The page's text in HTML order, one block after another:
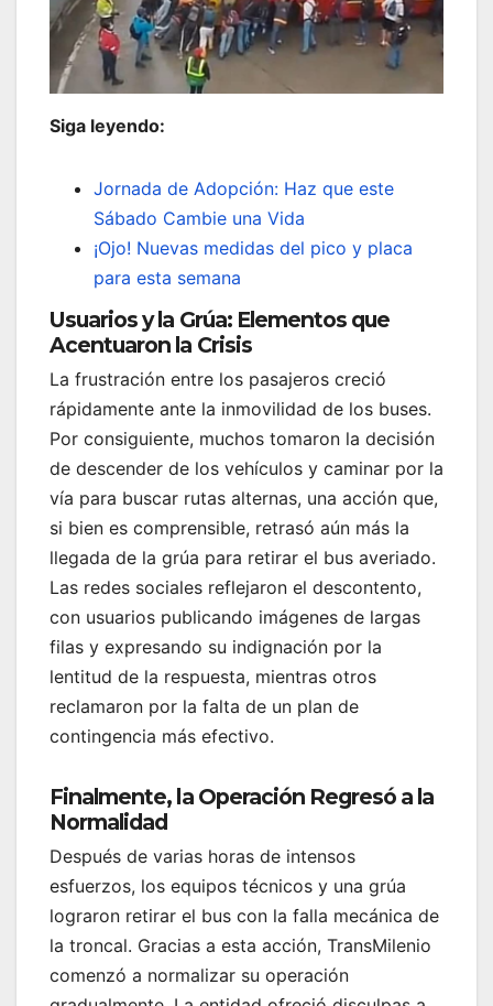
Siga leyendo:
Jornada de Adopción: Haz que este
Sábado Cambie una Vida
¡Ojo! Nuevas medidas del pico y placa
para esta semana
Usuarios y la Grúa: Elementos que
Acentuaron la Crisis
La frustración entre los pasajeros creció
rápidamente ante la inmovilidad de los buses.
Por consiguiente, muchos tomaron la decisión
de descender de los vehículos y caminar por la
vía para buscar rutas alternas, una acción que,
si bien es comprensible, retrasó aún más la
llegada de la grúa para retirar el bus averiado.
Las redes sociales reflejaron el descontento,
con usuarios publicando imágenes de largas
filas y expresando su indignación por la
lentitud de la respuesta, mientras otros
reclamaron por la falta de un plan de
contingencia más efectivo.
Finalmente, la Operación Regresó a la
Normalidad
Después de varias horas de intensos
esfuerzos, los equipos técnicos y una grúa
lograron retirar el bus con la falla mecánica de
la troncal. Gracias a esta acción, TransMilenio
comenzó a normalizar su operación